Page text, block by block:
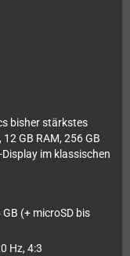
bisher stärkstes
GB RAM, 256 GB
im klassischen
(+ microSD bis
Hz, 4:3